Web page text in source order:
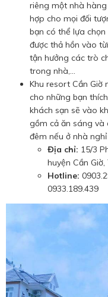
riêng một nhà
hợp cho mọi đối
bạn có thể lựa
được thả hồn vào
tận hưởng các trò
trong nhà,…
Khu resort Cần Giờ
cho những bạn
khách sạn sẽ vào
gồm cả ăn sáng và
đêm nếu ở nhà
Địa chỉ: 15/3
huyện Cần Giờ,
Hotline:
0933.189.439